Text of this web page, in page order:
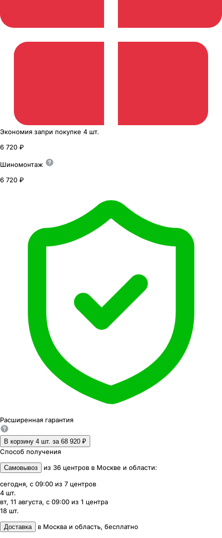
Экономия запри покупке 4 шт.
6 720 ₽
Шиномонтаж
6 720 ₽
Расширенная гарантия
В корзину 4 шт. за 68 920 ₽
Способ получения
Самовывоз из 36 центров в Москве и области:
сегодня, с 09:00 из 7 центров
4 шт.
вт, 11 августа, с 09:00 из 1 центра
18 шт.
Доставка в Москва и область, бесплатно